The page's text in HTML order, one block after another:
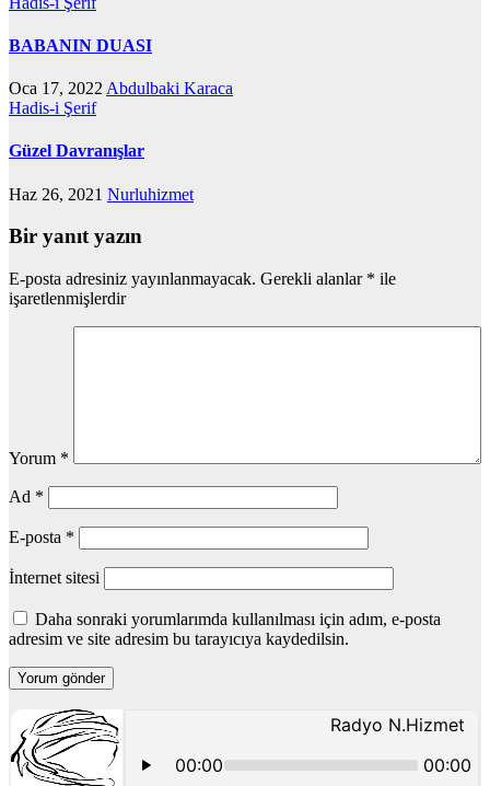
BABANIN DUASI
Oca 17, 2022 Abdulbaki Karaca
Hadis-i Şerif
Güzel Davranışlar
Haz 26, 2021 Nurluhizmet
Bir yanıt yazın
E-posta adresiniz yayınlanmayacak. Gerekli alanlar * ile
işaretlenmişlerdir
Yorum *
Ad *
E-posta *
İnternet sitesi
Daha sonraki yorumlarımda kullanılması için adım, e-posta
adresim ve site adresim bu tarayıcıya kaydedilsin.